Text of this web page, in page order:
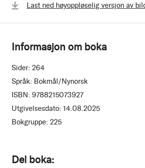
Del boka:
Last ned høyoppløselig versjon av
Informasjon om boka
Sider: 264
Språk: Bokmål/Nynorsk
ISBN: 9788215073927
Utgivelsesdato: 14.08.2025
Bokgruppe: 225